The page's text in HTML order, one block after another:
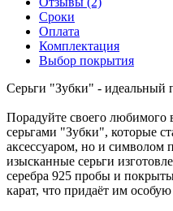
Сроки
Оплата
Комплектация
Выбор покрытия
Серьги "Зубки" - идеальный
Порадуйте своего любимого
серьгами "Зубки", которые
аксессуаром, но и символом
изысканные серьги
серебра 925 пробы и
карат, что придаёт им